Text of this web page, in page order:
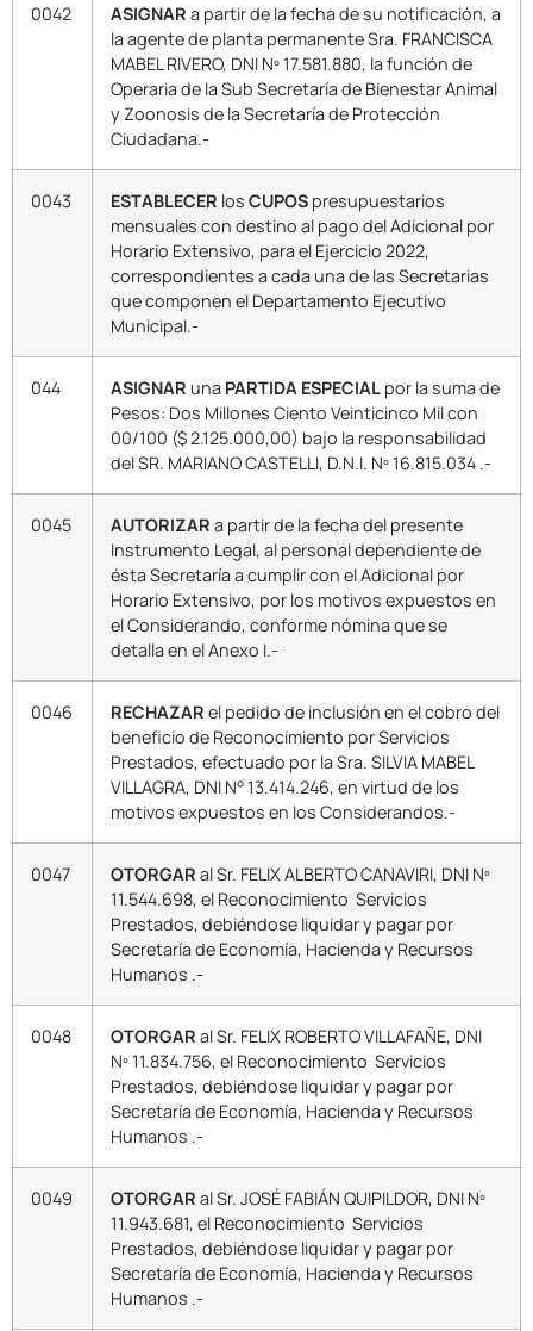
0042 ASIGNAR a partir de la fecha de su notificación, a
la agente de planta permanente Sra. FRANCISCA
MABEL RIVERO, DNI Nº 17.581.880, la función de
Operaria de la Sub Secretaría de Bienestar Animal
y Zoonosis de la Secretaría de Protección
Ciudadana.-
0043 ESTABLECER los CUPOS presupuestarios
mensuales con destino al pago del Adicional por
Horario Extensivo, para el Ejercicio 2022,
correspondientes a cada una de las Secretarias
que componen el Departamento Ejecutivo
Municipal.-
044 ASIGNAR una PARTIDA ESPECIAL por la suma de
Pesos: Dos Millones Ciento Veinticinco Mil con
00/100 ($ 2.125.000,00) bajo la responsabilidad
del SR. MARIANO CASTELLI, D.N.I. Nº 16.815.034 .-
0045 AUTORIZAR a partir de la fecha del presente
Instrumento Legal, al personal dependiente de
ésta Secretaría a cumplir con el Adicional por
Horario Extensivo, por los motivos expuestos en
el Considerando, conforme nómina que se
detalla en el Anexo I.-
0046 RECHAZAR el pedido de inclusión en el cobro del
beneficio de Reconocimiento por Servicios
Prestados, efectuado por la Sra. SILVIA MABEL
VILLAGRA, DNI N° 13.414.246, en virtud de los
motivos expuestos en los Considerandos.-
0047 OTORGAR al Sr. FELIX ALBERTO CANAVIRI, DNI Nº
11.544.698, el Reconocimiento Servicios
Prestados, debiéndose liquidar y pagar por
Secretaría de Economía, Hacienda y Recursos
Humanos .-
0048 OTORGAR al Sr. FELIX ROBERTO VILLAFAÑE, DNI
Nº 11.834.756, el Reconocimiento Servicios
Prestados, debiéndose liquidar y pagar por
Secretaría de Economía, Hacienda y Recursos
Humanos .-
0049 OTORGAR al Sr. JOSÉ FABIÁN QUIPILDOR, DNI Nº
11.943.681, el Reconocimiento Servicios
Prestados, debiéndose liquidar y pagar por
Secretaría de Economía, Hacienda y Recursos
Humanos .-